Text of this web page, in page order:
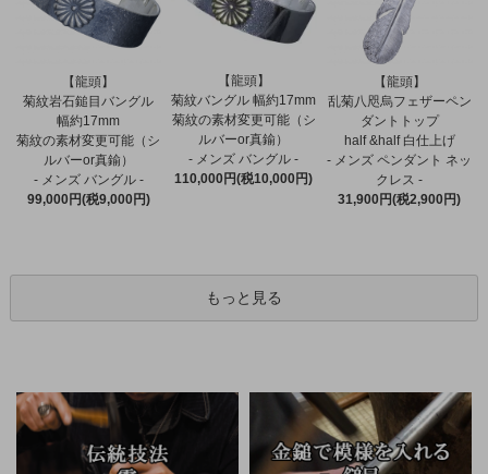
【龍頭】
菊紋岩石鎚目バングル
幅約17mm
菊紋の素材変更可能（シ
ルバーor真鍮）
- メンズ バングル -
99,000円(税9,000円)
【龍頭】
菊紋バングル 幅約17mm
菊紋の素材変更可能（シ
ルバーor真鍮）
- メンズ バングル -
110,000円(税10,000円)
【龍頭】
乱菊八咫烏フェザーペン
ダントトップ
half &half 白仕上げ
- メンズ ペンダント ネッ
クレス -
31,900円(税2,900円)
もっと見る